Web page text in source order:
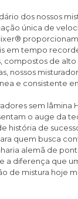
dos nossos
única de
em tempo
compostos de
nossos
e consistente
sem lâmina
o auge da
história de
quem busca
alemã de
a diferença que
de mistura hoje